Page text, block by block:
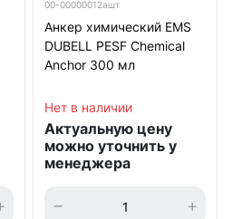
00-00000012ашт
Анкер химический EMS
DUBELL PESF Chemical
Anchor 300 мл
Нет в наличии
Актуальную цену
можно уточнить у
менеджера